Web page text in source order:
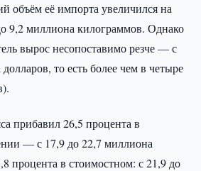
объём её импорта увеличился на
9,2 миллиона килограммов. Однако
вырос несопоставимо резче — с
то есть более чем в четыре
прибавил 26,5 процента в
— с 17,9 до 22,7 миллиона
процента в стоимостном: с 21,9 до